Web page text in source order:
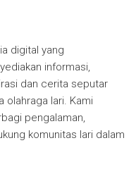
digital yang
informasi,
dan cerita seputar
olahraga lari. Kami
pengalaman,
komunitas lari dalam